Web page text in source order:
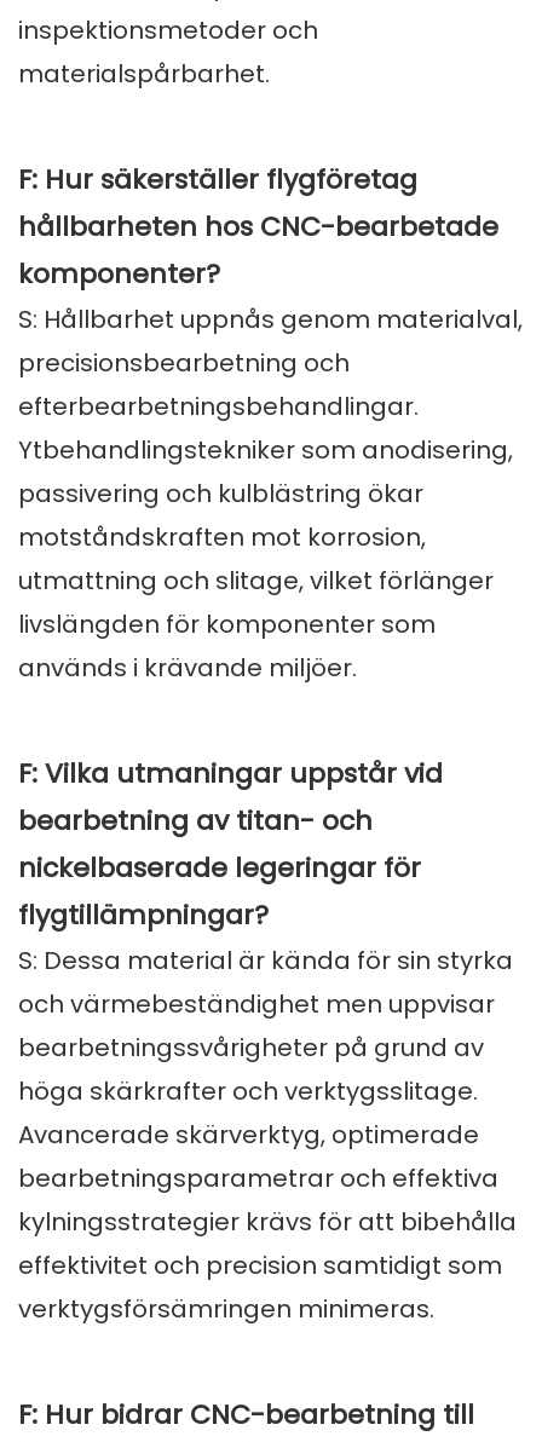
inspektionsmetoder och
materialspårbarhet.
F: Hur säkerställer flygföretag
hållbarheten hos CNC-bearbetade
komponenter?
S: Hållbarhet uppnås genom materialval,
precisionsbearbetning och
efterbearbetningsbehandlingar.
Ytbehandlingstekniker som anodisering,
passivering och kulblästring ökar
motståndskraften mot korrosion,
utmattning och slitage, vilket förlänger
livslängden för komponenter som
används i krävande miljöer.
F: Vilka utmaningar uppstår vid
bearbetning av titan- och
nickelbaserade legeringar för
flygtillämpningar?
S: Dessa material är kända för sin styrka
och värmebeständighet men uppvisar
bearbetningssvårigheter på grund av
höga skärkrafter och verktygsslitage.
Avancerade skärverktyg, optimerade
bearbetningsparametrar och effektiva
kylningsstrategier krävs för att bibehålla
effektivitet och precision samtidigt som
verktygsförsämringen minimeras.
F: Hur bidrar CNC-bearbetning till